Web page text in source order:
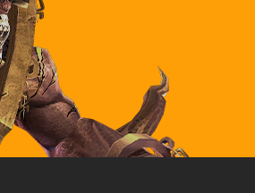
랭킹
R2Match
GM노트